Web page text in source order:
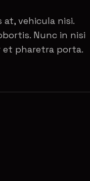
vehicula nisi.
Nunc in nisi
et pharetra porta.